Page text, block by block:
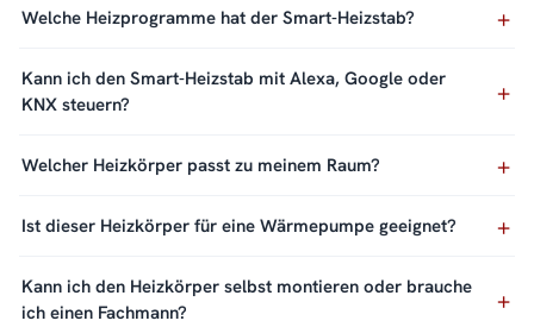
Welche Heizprogramme hat der Smart-Heizstab?
Kann ich den Smart-Heizstab mit Alexa, Google oder
KNX steuern?
Welcher Heizkörper passt zu meinem Raum?
Ist dieser Heizkörper für eine Wärmepumpe geeignet?
Kann ich den Heizkörper selbst montieren oder brauche
ich einen Fachmann?